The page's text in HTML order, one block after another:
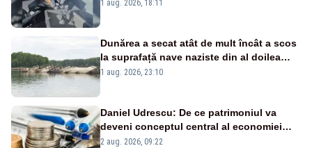
1 aug. 2026, 18:11
Dunărea a secat atât de mult încât a scos
la suprafață nave naziste din al doilea
război mondial
1 aug. 2026, 23:10
Daniel Udrescu: De ce patrimoniul va
deveni conceptul central al economiei
viitoare?
2 aug. 2026, 09:22